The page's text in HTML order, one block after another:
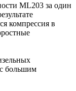
ML203 за один
компрессия в
большим